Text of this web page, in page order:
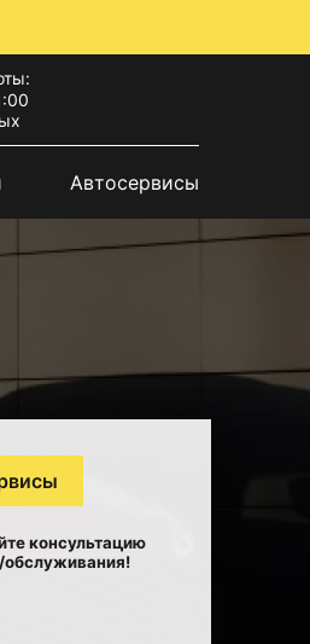
Автосервисы
консультацию
обслуживания!